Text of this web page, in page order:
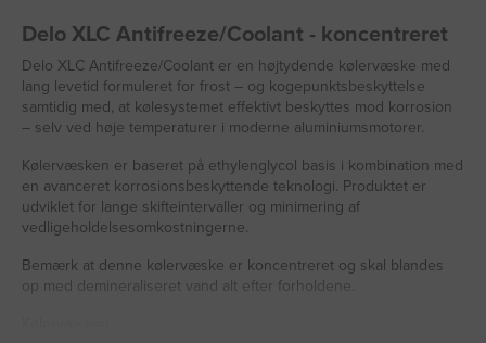
Delo XLC Antifreeze/Coolant - koncentreret
Delo XLC Antifreeze/Coolant er en højtydende kølervæske med
lang levetid formuleret for frost – og kogepunktsbeskyttelse
samtidig med, at kølesystemet effektivt beskyttes mod korrosion
– selv ved høje temperaturer i moderne aluminiumsmotorer.
Kølervæsken er baseret på ethylenglycol basis i kombination med
en avanceret korrosionsbeskyttende teknologi. Produktet er
udviklet for lange skifteintervaller og minimering af
vedligeholdelsesomkostningerne.
Bemærk at denne kølervæske er koncentreret og skal blandes
op med demineraliseret vand alt efter forholdene.